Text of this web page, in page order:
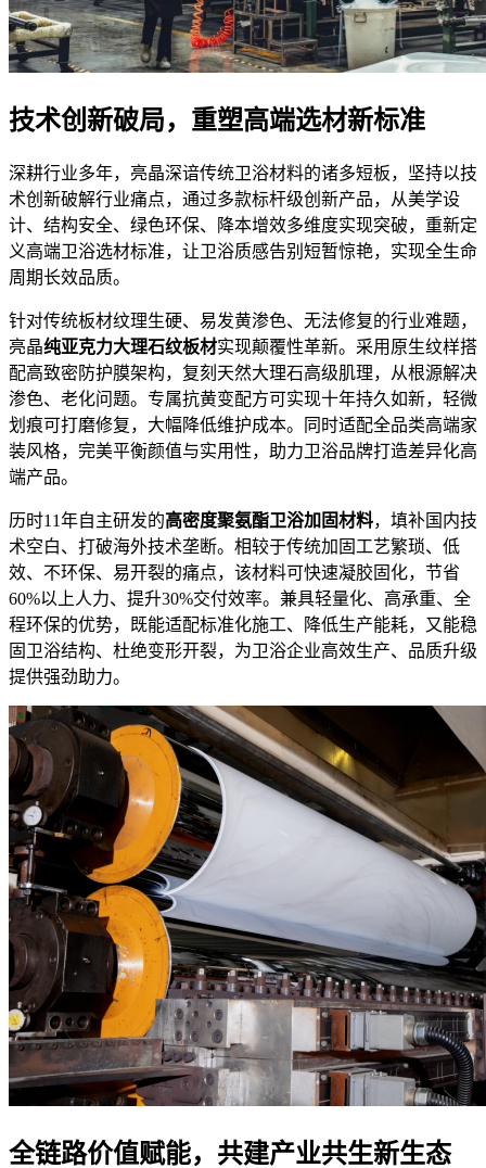
技术创新破局，重塑高端选材新标准
深耕行业多年，亮晶深谙传统卫浴材料的诸多短板，坚持以技
术创新破解行业痛点，通过多款标杆级创新产品，从美学设
计、结构安全、绿色环保、降本增效多维度实现突破，重新定
义高端卫浴选材标准，让卫浴质感告别短暂惊艳，实现全生命
周期长效品质。
针对传统板材纹理生硬、易发黄渗色、无法修复的行业难题，
亮晶纯亚克力大理石纹板材实现颠覆性革新。采用原生纹样搭
配高致密防护膜架构，复刻天然大理石高级肌理，从根源解决
渗色、老化问题。专属抗黄变配方可实现十年持久如新，轻微
划痕可打磨修复，大幅降低维护成本。同时适配全品类高端家
装风格，完美平衡颜值与实用性，助力卫浴品牌打造差异化高
端产品。
历时11年自主研发的高密度聚氨酯卫浴加固材料，填补国内技
术空白、打破海外技术垄断。相较于传统加固工艺繁琐、低
效、不环保、易开裂的痛点，该材料可快速凝胶固化，节省
60%以上人力、提升30%交付效率。兼具轻量化、高承重、全
程环保的优势，既能适配标准化施工、降低生产能耗，又能稳
固卫浴结构、杜绝变形开裂，为卫浴企业高效生产、品质升级
提供强劲助力。
全链路价值赋能，共建产业共生新生态